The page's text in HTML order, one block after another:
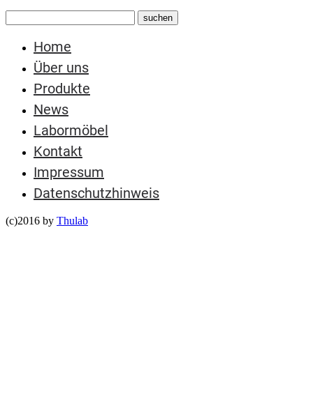
Home
Über uns
Produkte
News
Labormöbel
Kontakt
Impressum
Datenschutzhinweis
(c)2016 by Thulab